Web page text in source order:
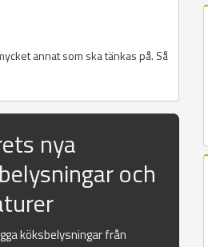
annat som ska tänkas på. Så
nya
och
köksbelysningar från